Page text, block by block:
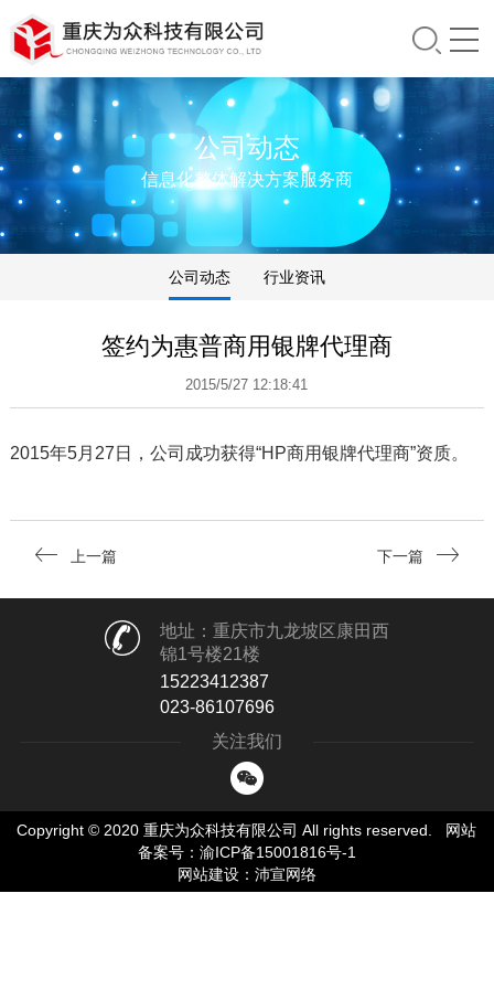
公司动态
信息化整体解决方案服务商
公司动态 行业资讯
签约为惠普商用银牌代理商
2015/5/27 12:18:41
2015年5月27日，公司成功获得“HP商用银牌代理商”资质。
上一篇 下一篇
地址：重庆市九龙坡区康田西
锦1号楼21楼
15223412387
023-86107696
关注我们
Copyright © 2020 重庆为众科技有限公司 All rights reserved. 网站
备案号：渝ICP备15001816号-1
网站建设： 沛宣网络